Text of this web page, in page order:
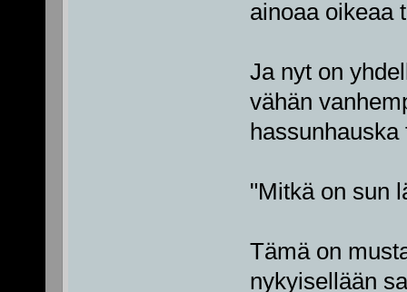
ainoaa oikeaa
Ja nyt on
vähän
hassunhauska
"Mitkä on sun
Tämä on
nykyisellään